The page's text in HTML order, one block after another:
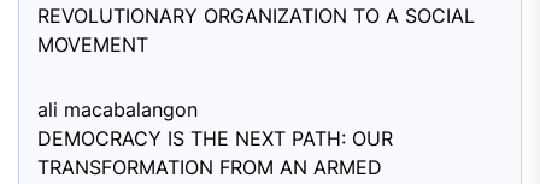
REVOLUTIONARY ORGANIZATION TO A SOCIAL
MOVEMENT
ali macabalangon
DEMOCRACY IS THE NEXT PATH: OUR
TRANSFORMATION FROM AN ARMED